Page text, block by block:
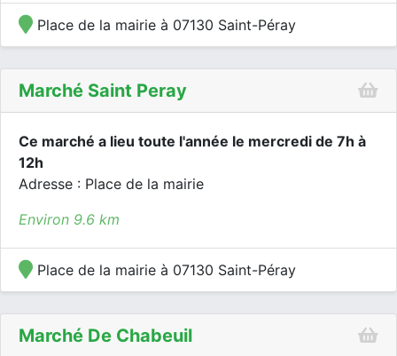
Place de la mairie à 07130 Saint-Péray
Marché Saint Peray
Ce marché a lieu toute l'année le mercredi de 7h à
12h
Adresse : Place de la mairie
Environ 9.6 km
Place de la mairie à 07130 Saint-Péray
Marché De Chabeuil